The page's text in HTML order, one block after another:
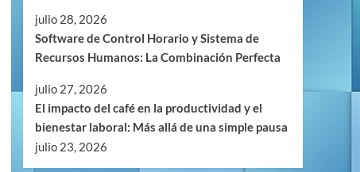
julio 28, 2026
Software de Control Horario y Sistema de
Recursos Humanos: La Combinación Perfecta
julio 27, 2026
El impacto del café en la productividad y el
bienestar laboral: Más allá de una simple pausa
julio 23, 2026